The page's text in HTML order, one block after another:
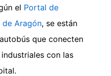
el Portal de
de Aragón, se están
que conecten
con las